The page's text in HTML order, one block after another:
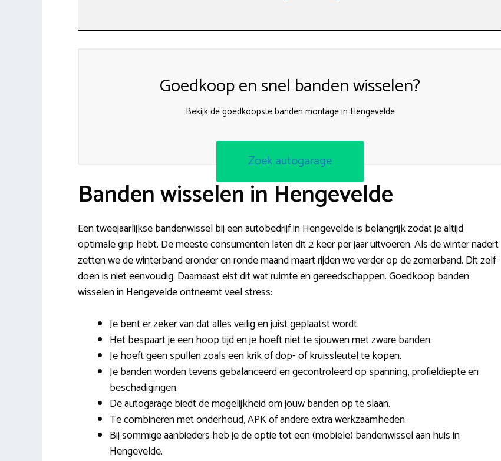
Goedkoop en snel banden wisselen?
Bekijk de goedkoopste banden montage in Hengevelde
Zoek autogarage
Banden wisselen in Hengevelde
Een tweejaarlijkse bandenwissel bij een autobedrijf in Hengevelde is belangrijk zodat je altijd
optimale grip hebt. De meeste consumenten laten dit 2 keer per jaar uitvoeren. Als de winter nadert
zetten we de winterband eronder en ronde maand maart rijden we verder op de zomerband. Dit zelf
doen is niet eenvoudig. Daarnaast eist dit wat ruimte en gereedschappen. Goedkoop banden
wisselen in Hengevelde ontneemt veel stress:
Je bent er zeker van dat alles veilig en juist geplaatst wordt.
Het bespaart je een hoop tijd en je hoeft niet te sjouwen met zware banden.
Je hoeft geen spullen zoals een krik of dop- of kruissleutel te kopen.
Je banden worden tevens gebalanceerd en gecontroleerd op spanning, profieldiepte en
beschadigingen.
De autogarage biedt de mogelijkheid om jouw banden op te slaan.
Te combineren met onderhoud, APK of andere extra werkzaamheden.
Bij sommige aanbieders heb je de optie tot een (mobiele) bandenwissel aan huis in
Hengevelde.